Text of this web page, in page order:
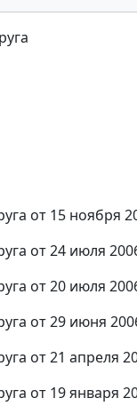
от 15 ноября
от 24 июля
от 20 июля
от 29 июня
от 21 апреля
от 19 января